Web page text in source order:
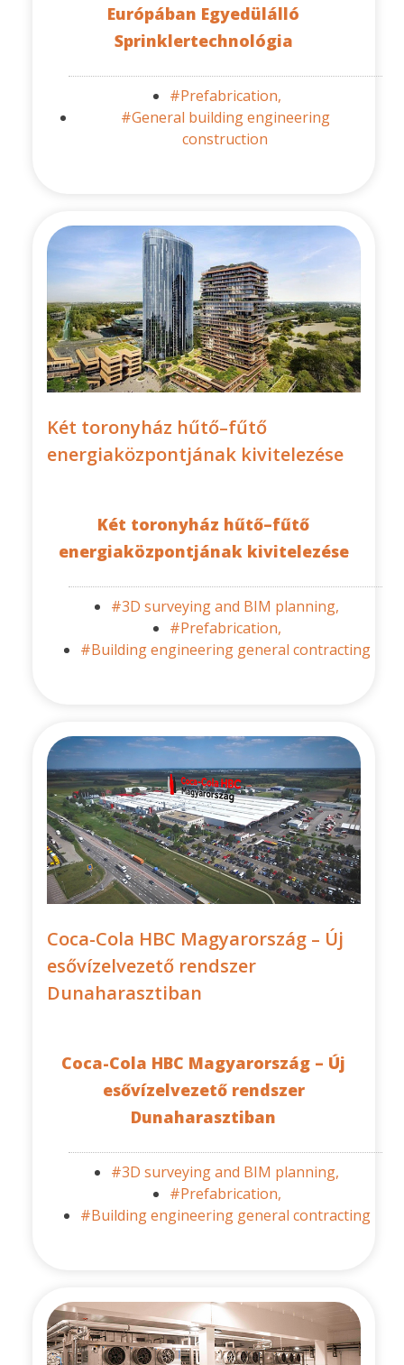
Európában Egyedülálló
Sprinklertechnológia
#Prefabrication,
#General building engineering
construction
Két toronyház hűtő–fűtő
energiaközpontjának kivitelezése
Két toronyház hűtő–fűtő
energiaközpontjának kivitelezése
#3D surveying and BIM planning,
#Prefabrication,
#Building engineering general contracting
Coca-Cola HBC Magyarország – Új
esővízelvezető rendszer
Dunaharasztiban
Coca-Cola HBC Magyarország – Új
esővízelvezető rendszer
Dunaharasztiban
#3D surveying and BIM planning,
#Prefabrication,
#Building engineering general contracting